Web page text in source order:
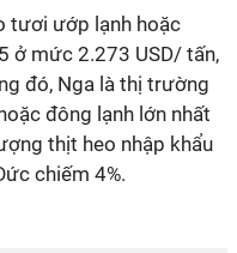
tươi ướp lạnh hoặc
ở mức 2.273 USD/ tấn,
đó, Nga là thị trường
đông lạnh lớn nhất
thịt heo nhập khẩu
chiếm 4%.